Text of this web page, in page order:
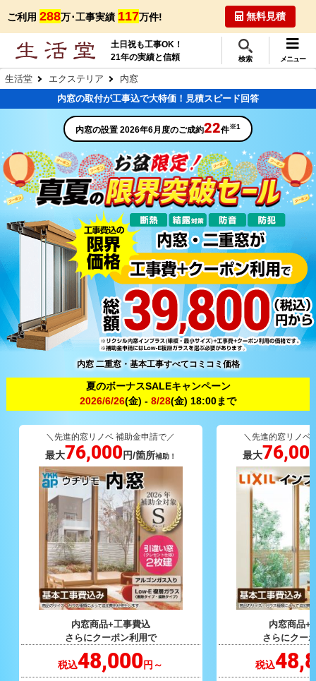
ご利用 288万･工事実績 117万件! 無料見積
土日祝も工事OK！
21年の実績と信頼
検索 メニュー
生活堂 エクステリア
内窓
内窓の取付が工事込で大特価！見積スピード回答
内窓の設置 2026年6月度のご成約22件※1
内窓 二重窓・基本工事すべてコミコミ価格
夏のボーナスSALEキャンペーン
2026/6/26(金) - 8/28(金) 18:00まで
＼先進的窓リノベ 補助金申請で／
最大76,000 円/箇所補助！
内窓商品+工事費込
さらにクーポン利用で
税込48,000円～
＼先進的窓リノベ
最大
内窓商品+
さらにクー
税込